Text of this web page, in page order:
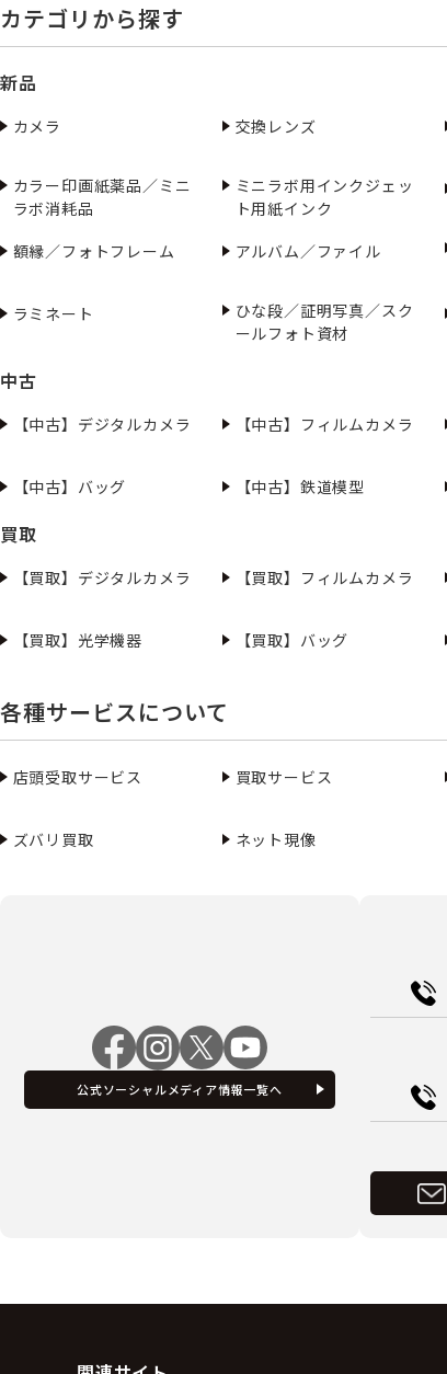
カテゴリから探す
新品
カメラ 交換レンズ
カラー印画紙薬品／ミニ
ラボ消耗品
ミニラボ用インクジェッ
ト用紙インク
額縁／フォトフレーム
アルバム／ファイル
ラミネート
ひな段／証明写真／スク
ールフォト資材
中古
【中古】デジタルカメラ 【中古】フィルムカメラ
【中古】バッグ
【中古】鉄道模型
買取
【買取】デジタルカメラ 【買取】フィルムカメラ
【買取】光学機器 【買取】バッグ
各種サービスについて
店頭受取サービス 買取サービス
ズバリ買取 ネット現像
公式ソーシャルメディア情報一覧へ